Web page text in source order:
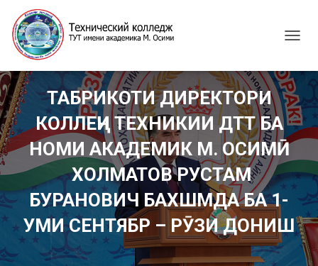
G
G
L
E
N
A
G
I
O
ТАБРИКОТИ ДИРЕКТОРИ
КОЛЛЕҶИ ТЕХНИКИИ ДТТ БА
НОМИ АКАДЕМИК М. ОСИМӢ
ХОЛМАТОВ РУСТАМ
БУРАНОВИЧ БАХШМДА БА 1-
УМИ СЕНТЯБР – РӮЗИ ДОНИШ